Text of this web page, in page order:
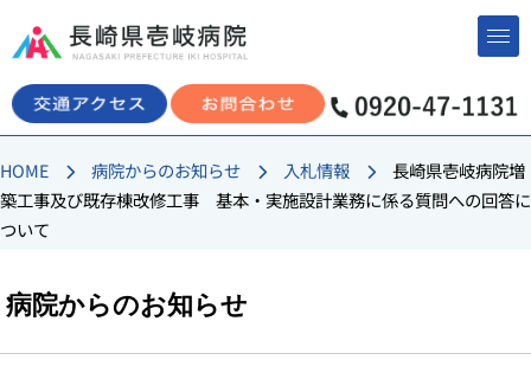
コ
ン
テ
ツ
へ
ス
ッ
HOME 病院からのお知らせ 入札情報
長崎県壱岐病院増
築工事及び既存棟改修工事 基本・実施設計業務に係る質問への回答に
ついて
病院からのお知らせ